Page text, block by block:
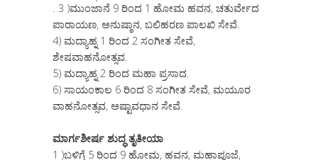
. 3 )ಮುಂಜಾನೆ 9 ರಿಂದ 1 ಹೋಮ ಹವನ, ಚತುರ್ವೇದ
ಪಾರಾಯಣ, ಅನುಷ್ಠಾನ, ಬಲಿಹರಣ ಪಾಲಖಿ ಸೇವೆ.
4) ಮದ್ಯಾಹ್ನ 1 ರಿಂದ 2 ಸಂಗೀತ ಸೇವೆ,
ಶೇಷವಾಹನೋತ್ಸವ.
5) ಮದ್ಯಾಹ್ನ 2 ರಿಂದ ಮಹಾ ಪ್ರಸಾದ.
6) ಸಾಯಂಕಾಲ 6 ರಿಂದ 8 ಸಂಗೀತ ಸೇವೆ, ಮಯೂರ
ವಾಹನೋತ್ಸವ, ಅಷ್ಟಾವಧಾನ ಸೇವೆ.
ಮಾರ್ಗಶೀರ್ಷ ಶುದ್ಧ ತೃತೀಯಾ
1 )ಬಳಿಗ್ಗೆ 5 ರಿಂದ 9 ಹೋಮ, ಹವನ, ಮಹಾಪೂಜೆ,